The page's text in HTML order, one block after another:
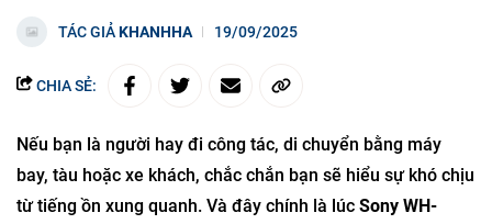
TÁC GIẢKHANHHA 19/09/2025
CHIA SẺ:
Nếu bạn là người hay đi công tác, di chuyển bằng máy
bay, tàu hoặc xe khách, chắc chắn bạn sẽ hiểu sự khó chịu
từ tiếng ồn xung quanh. Và đây chính là lúc Sony WH-